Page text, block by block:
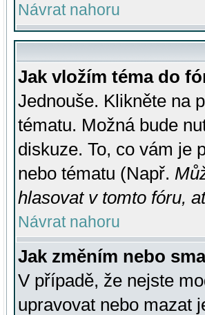
Návrat nahoru
Jak vložím téma do
Jednouše. Klikněte na
tématu. Možná bude
diskuze. To, co vám je
nebo tématu (Např.
hlasovat v tomto fóru,
Návrat nahoru
Jak změním nebo
V případě, že nejste
upravovat nebo mazat